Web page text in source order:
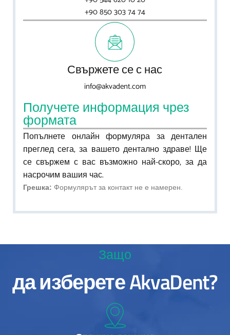
+90 850 303 74 74
Свържете се с нас
info@akvadent.com
Получете информация чрез
формата
Попълнете онлайн формуляра за дентален
преглед сега,за вашето дентално здраве! Ще
се свържем с вас възможно най-скоро, за да
насрочим вашия час.
Грешка: Формулярът за контакт не е намерен.
Защо
да изберете AkvaDent?